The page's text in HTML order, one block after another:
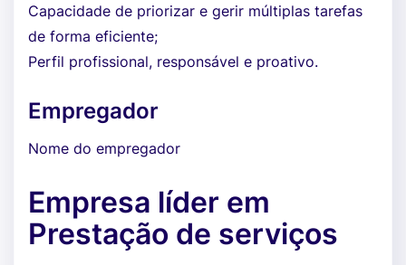
Capacidade de priorizar e gerir múltiplas tarefas
de forma eficiente;
Perfil profissional, responsável e proativo.
Empregador
Nome do empregador
Empresa líder em
Prestação de serviços